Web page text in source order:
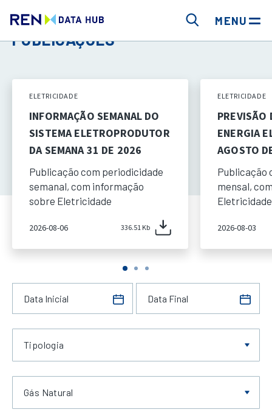
MENU
PUBLICAÇÕES
ELETRICIDADE
INFORMAÇÃO SEMANAL DO
SISTEMA ELETROPRODUTOR
DA SEMANA 31 DE 2026
Publicação com periodicidade
semanal, com informação
sobre Eletricidade
2026-08-06 336.51 Kb
ELETRICIDADE
PREVISÃO
ENERGIA
AGOSTO
Publicação
mensal,
Eletricidade
2026-08-03
Tipologia
Gás Natural